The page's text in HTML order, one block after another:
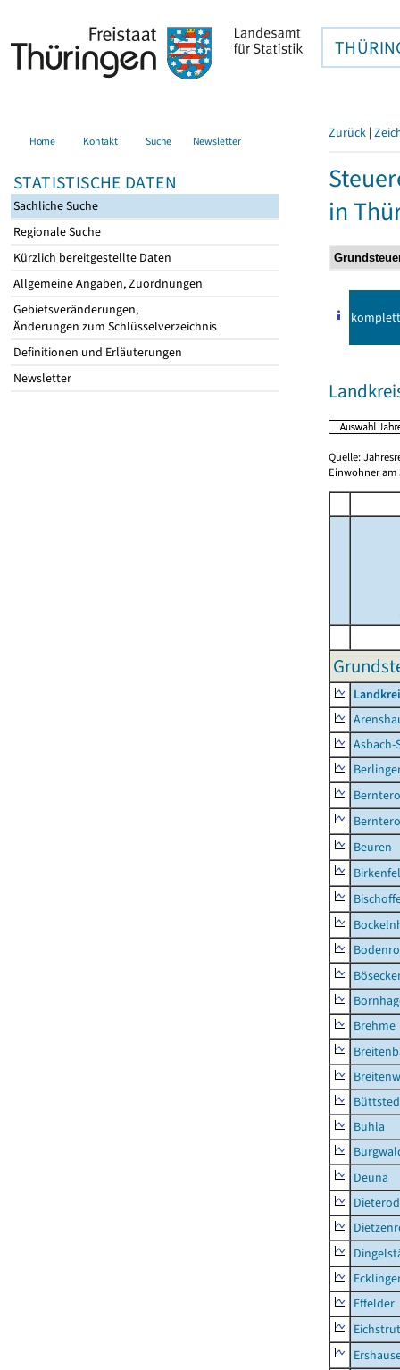
Home Kontakt Suche Newsletter
STATISTISCHE DATEN
Sachliche Suche
Regionale Suche
Kürzlich bereitgestellte Daten
Allgemeine Angaben, Zuordnungen
Gebietsveränderungen,
Änderungen zum Schlüsselverzeichnis
Definitionen und Erläuterungen
Newsletter
Zurück |
in
komplett
Quelle:
Einwohner am
Asbach-
Beuren
Brehme
Buhla
Deuna
Effelder